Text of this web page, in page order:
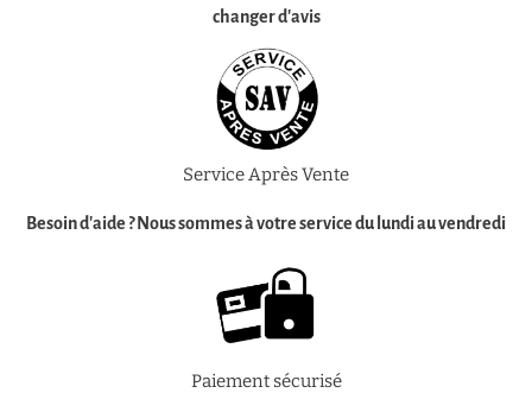
changer d'avis
Service Après Vente
Besoin d'aide ?Nous sommes à votre servicedu lundi au vendredi
Paiement sécurisé